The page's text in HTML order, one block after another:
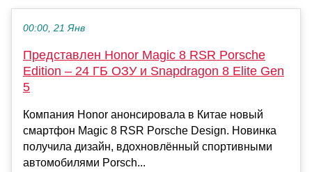
00:00, 21 Янв
Представлен Honor Magic 8 RSR Porsche
Edition – 24 ГБ ОЗУ и Snapdragon 8 Elite Gen
5
Компания Honor анонсировала в Китае новый
смартфон Magic 8 RSR Porsche Design. Новинка
получила дизайн, вдохновлённый спортивными
автомобилями Porsch...